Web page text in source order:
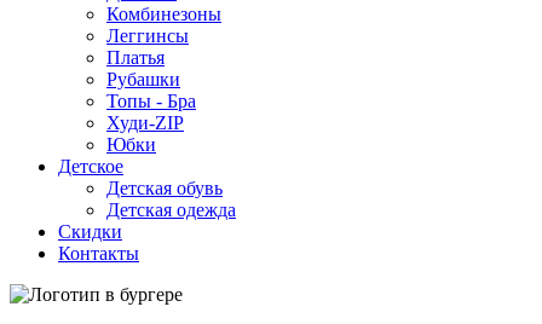
Комбинезоны
Леггинсы
Платья
Рубашки
Топы - Бра
Худи-ZIP
Юбки
Детское
Детская обувь
Детская одежда
Скидки
Контакты